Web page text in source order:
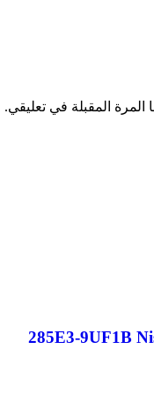
المرة المقبلة في تعليقي.